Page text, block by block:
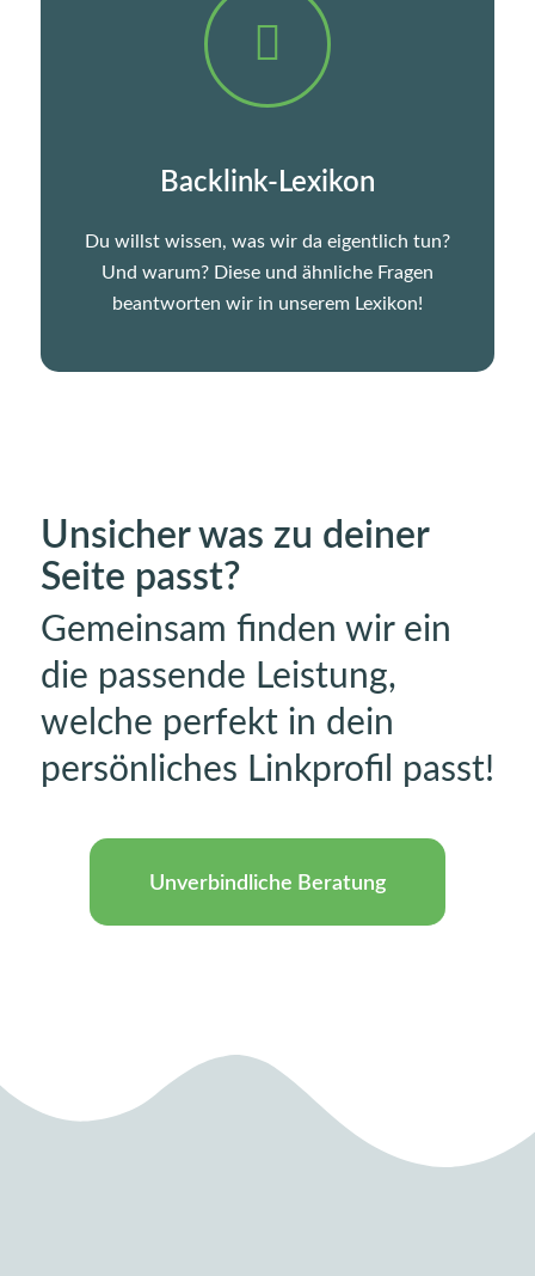
Backlink-Lexikon
Du willst wissen, was wir da eigentlich tun?
Und warum? Diese und ähnliche Fragen
beantworten wir in unserem Lexikon!
Unsicher was zu deiner
Seite passt?
Gemeinsam finden wir ein
die passende Leistung,
welche perfekt in dein
persönliches Linkprofil passt!
Unverbindliche Beratung